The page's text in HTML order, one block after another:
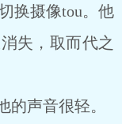
摄像tou。他
失，取而代之
声音很轻。